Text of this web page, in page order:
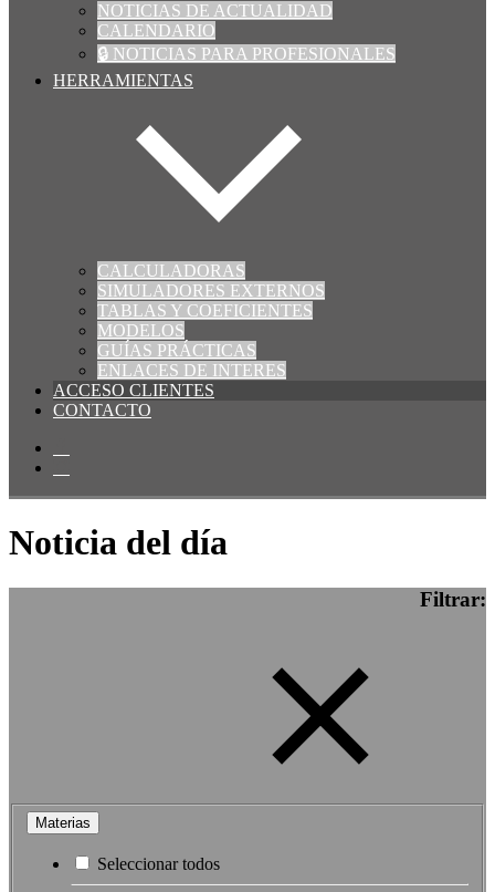
NOTICIAS DE ACTUALIDAD
CALENDARIO
🔒 NOTICIAS PARA PROFESIONALES
HERRAMIENTAS
CALCULADORAS
SIMULADORES EXTERNOS
TABLAS Y COEFICIENTES
MODELOS
GUÍAS PRÁCTICAS
ENLACES DE INTERES
ACCESO CLIENTES
CONTACTO
Noticia del día
Filtrar:
Materias
Seleccionar todos